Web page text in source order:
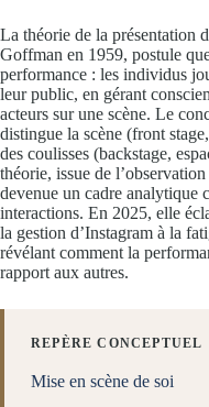
La théorie de la présentation
Goffman en 1959, postule
performance : les individus
leur public, en gérant
acteurs sur une scène. Le
distingue la scène (front stage,
des coulisses (backstage,
théorie, issue de
devenue un cadre analytique
interactions. En 2025, elle
la gestion d’Instagram à la
révélant comment la
rapport aux autres.
REPÈRE CONCEPTUEL
Mise en scène de soi